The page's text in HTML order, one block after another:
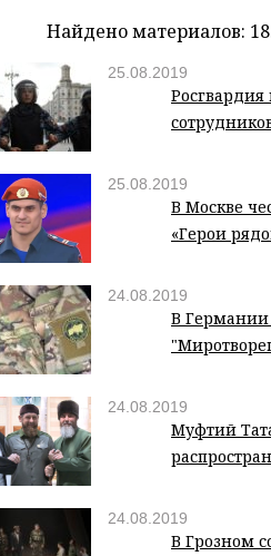
Найдено материалов:
25.08.2019
Росгвардия
25.08.2019
В Москве
«Герои
24.08.2019
В Германии
24.08.2019
Муфтий
24.08.2019
В Грозном